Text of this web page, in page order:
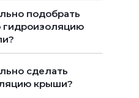
подобрать
гидроизоляцию
сделать
крыши?